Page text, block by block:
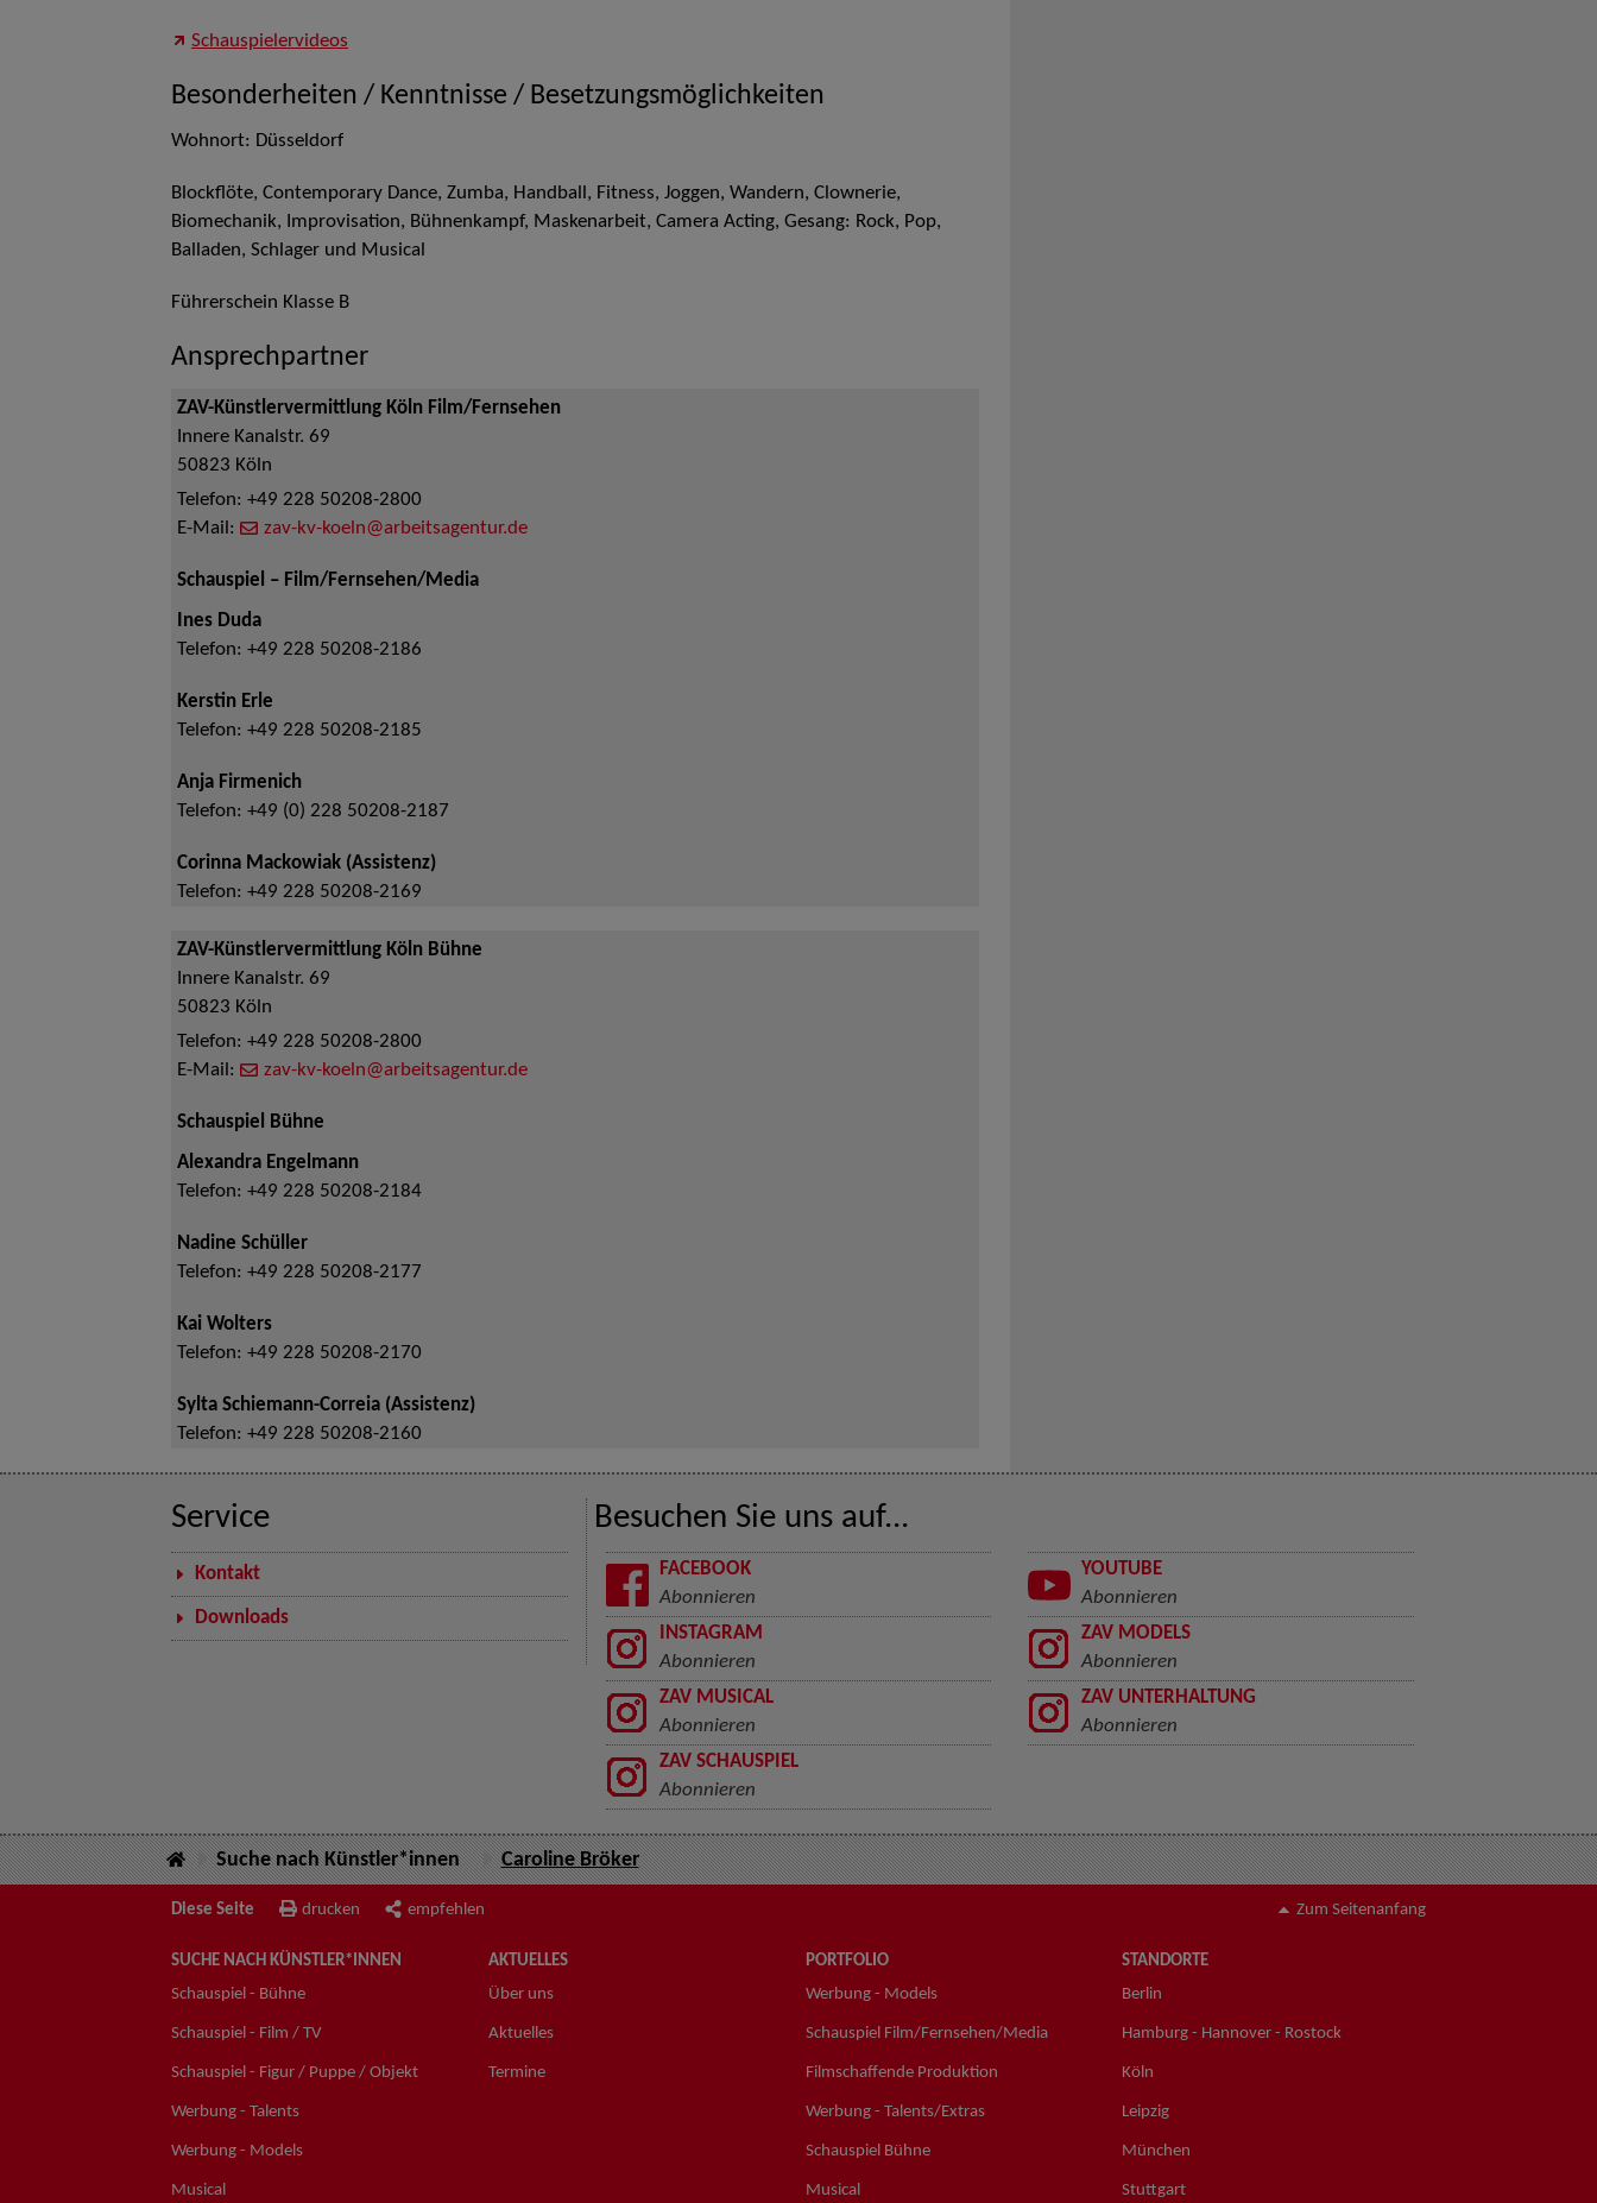
Schauspielervideos
Besonderheiten / Kenntnisse / Besetzungsmöglichkeiten
Wohnort: Düsseldorf
Blockflöte, Contemporary Dance, Zumba, Handball, Fitness, Joggen, Wandern, Clownerie,
Biomechanik, Improvisation, Bühnenkampf, Maskenarbeit, Camera Acting, Gesang: Rock, Pop,
Balladen, Schlager und Musical
Führerschein Klasse B
Ansprechpartner
ZAV-Künstlervermittlung Köln Film/Fernsehen
Innere Kanalstr. 69
50823 Köln
Telefon: +49 228 50208-2800
E-Mail:
zav-kv-koeln@arbeitsagentur.de
Schauspiel – Film/Fernsehen/Media
Ines Duda
Telefon: +49 228 50208-2186
Kerstin Erle
Telefon: +49 228 50208-2185
Anja Firmenich
Telefon: +49 (0) 228 50208-2187
Corinna Mackowiak (Assistenz)
Telefon: +49 228 50208-2169
ZAV-Künstlervermittlung Köln Bühne
Innere Kanalstr. 69
50823 Köln
Telefon: +49 228 50208-2800
E-Mail:
zav-kv-koeln@arbeitsagentur.de
Schauspiel Bühne
Alexandra Engelmann
Telefon: +49 228 50208-2184
Nadine Schüller
Telefon: +49 228 50208-2177
Kai Wolters
Telefon: +49 228 50208-2170
Sylta Schiemann-Correia (Assistenz)
Telefon: +49 228 50208-2160
Service
Kontakt
Downloads
Besuchen Sie uns auf...
FACEBOOK
Abonnieren
YOUTUBE
Abonnieren
INSTAGRAM
Abonnieren
ZAV MODELS
Abonnieren
ZAV MUSICAL
Abonnieren
ZAV UNTERHALTUNG
Abonnieren
ZAV SCHAUSPIEL
Abonnieren
Suche nach Künstler*innen Caroline Bröker
Diese Seite drucken empfehlen Zum Seitenanfang
SUCHE NACH KÜNSTLER*INNEN
Schauspiel - Bühne
Schauspiel - Film / TV
Schauspiel - Figur / Puppe / Objekt
Werbung - Talents
Werbung - Models
Musical
AKTUELLES
Über uns
Aktuelles
Termine
PORTFOLIO
Werbung - Models
Schauspiel Film/Fernsehen/Media
Filmschaffende Produktion
Werbung - Talents/Extras
Schauspiel Bühne
Musical
STANDORTE
Berlin
Hamburg - Hannover - Rostock
Köln
Leipzig
München
Stuttgart